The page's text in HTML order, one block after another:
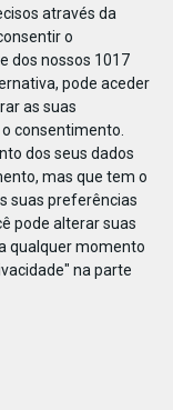
através da
o
dos nossos 1017
pode aceder
as suas
consentimento.
dos seus dados
mas que tem o
suas preferências
pode alterar suas
qualquer momento
na parte